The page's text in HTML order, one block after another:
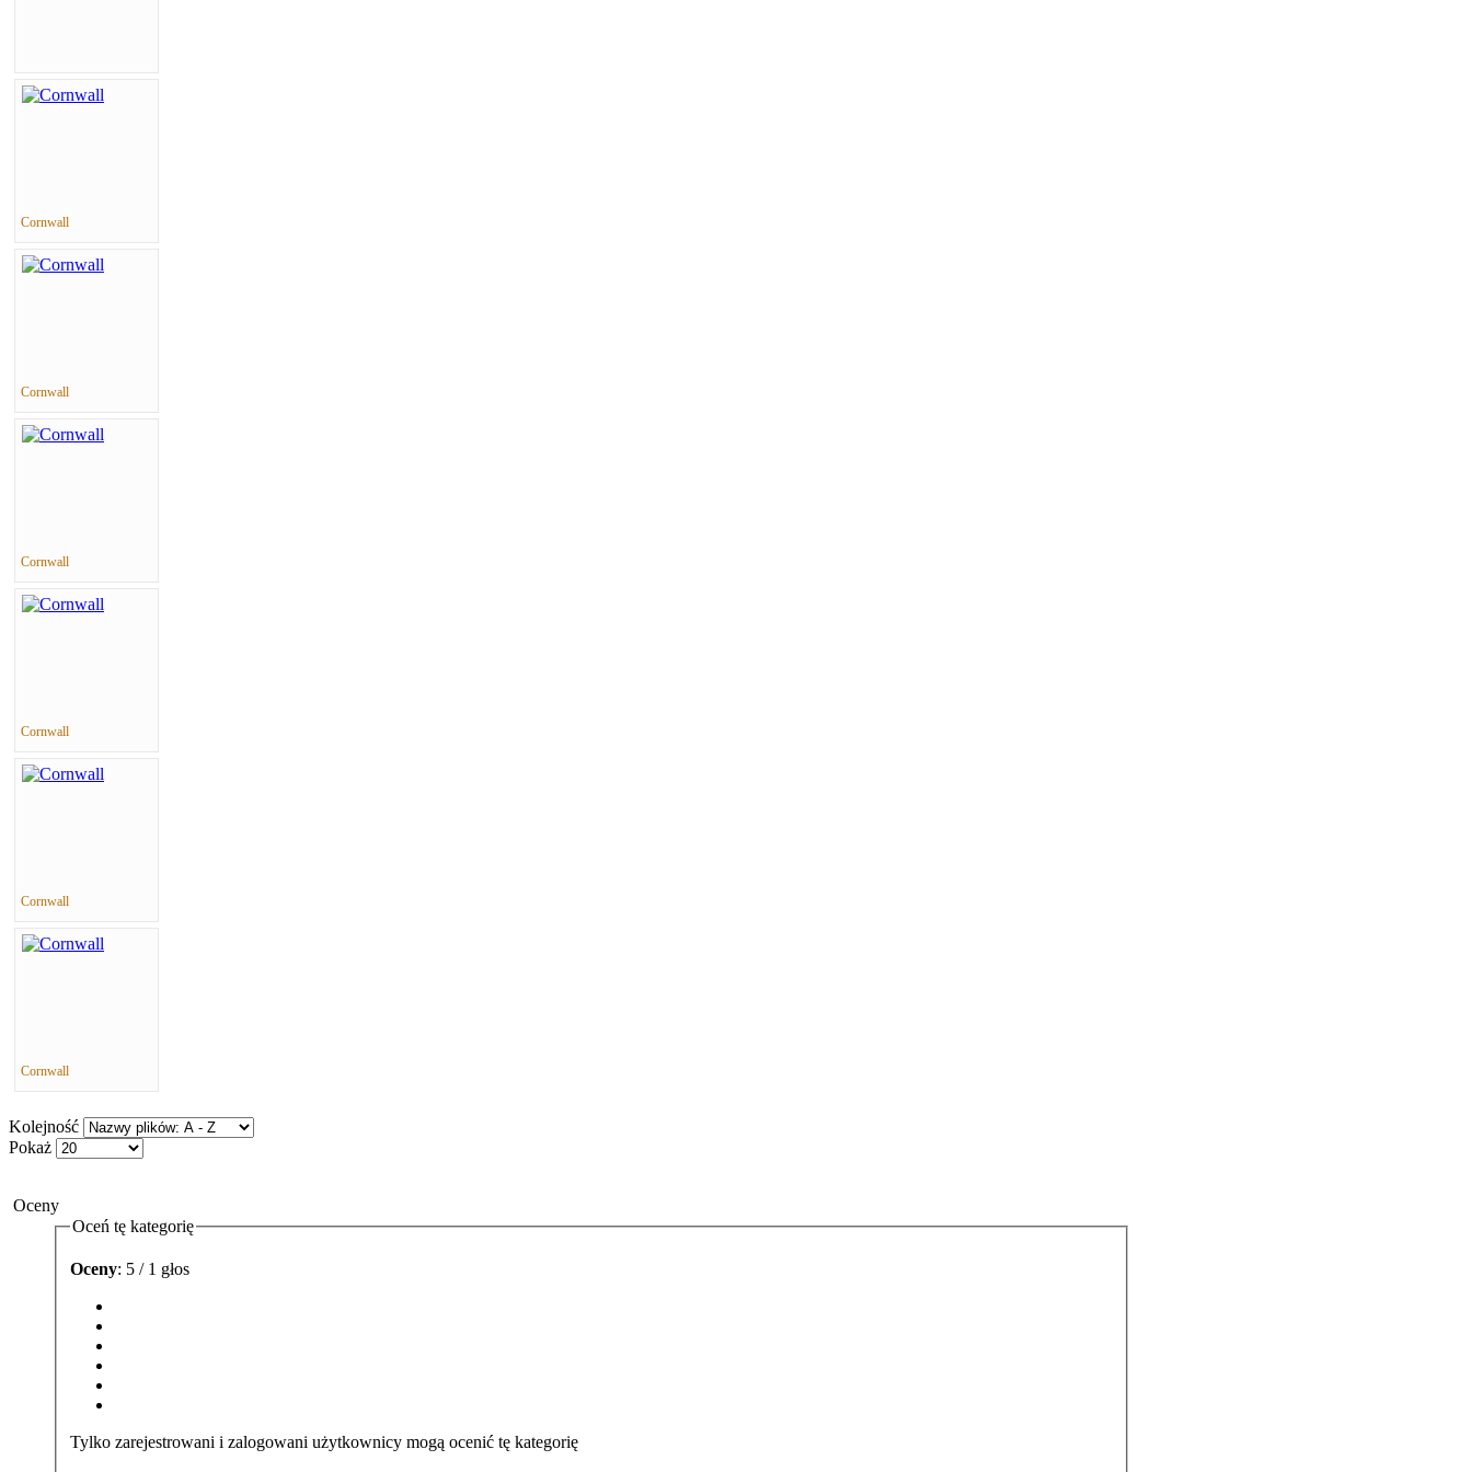
Cornwall
Cornwall
Cornwall
Cornwall
Cornwall
Cornwall
Kolejność
Pokaż
Oceny
Oceń tę kategorię
Oceny: 5 / 1 głos
Tylko zarejestrowani i zalogowani użytkownicy mogą ocenić tę kategorię